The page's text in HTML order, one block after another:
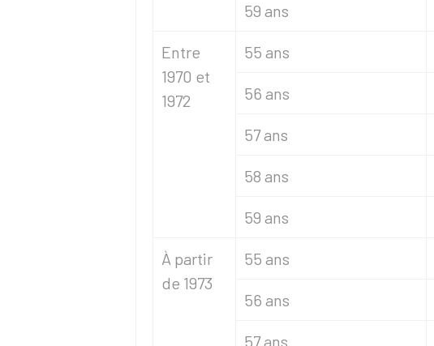
59 ans
Entre
1970 et
1972
55 ans
56 ans
57 ans
58 ans
59 ans
À partir
de 1973
55 ans
56 ans
57 ans